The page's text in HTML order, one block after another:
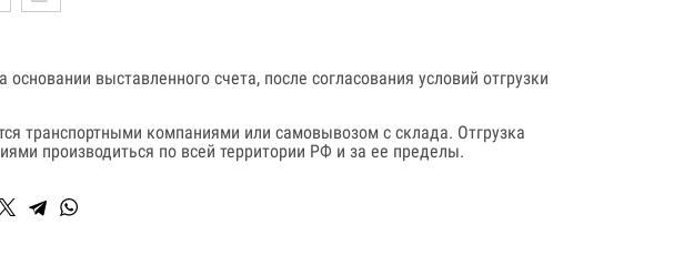
основании выставленного счета, после согласования условий отгрузки
транспортными компаниями или самовывозом с склада. Отгрузка
производиться по всей территории РФ и за ее пределы.